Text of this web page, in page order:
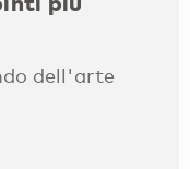
dell'arte